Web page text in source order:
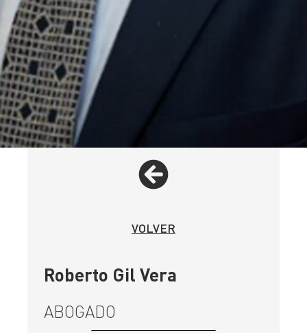
VOLVER
Roberto Gil Vera
ABOGADO